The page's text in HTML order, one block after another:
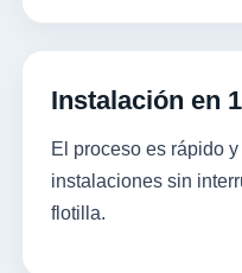
Instalación en
El proceso es rápido
instalaciones sin
flotilla.